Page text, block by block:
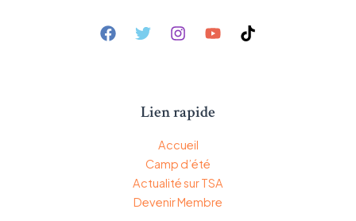
Lien rapide
Accueil
Camp d’été
Actualité sur TSA
Devenir Membre